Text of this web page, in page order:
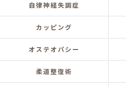
自律神経失調症
カッピング
オステオパシー
柔道整復術